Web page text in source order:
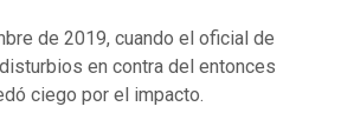
de 2019, cuando el oficial de
en contra del entonces
ciego por el impacto.